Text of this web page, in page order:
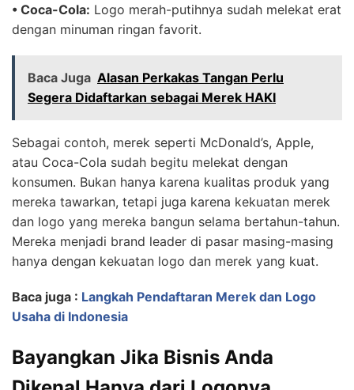
• Coca-Cola: Logo merah-putihnya sudah melekat erat
dengan minuman ringan favorit.
Baca Juga Alasan Perkakas Tangan Perlu
Segera Didaftarkan sebagai Merek HAKI
Sebagai contoh, merek seperti McDonald’s, Apple,
atau Coca-Cola sudah begitu melekat dengan
konsumen. Bukan hanya karena kualitas produk yang
mereka tawarkan, tetapi juga karena kekuatan merek
dan logo yang mereka bangun selama bertahun-tahun.
Mereka menjadi brand leader di pasar masing-masing
hanya dengan kekuatan logo dan merek yang kuat.
Baca juga : Langkah Pendaftaran Merek dan Logo
Usaha di Indonesia
Bayangkan Jika Bisnis Anda